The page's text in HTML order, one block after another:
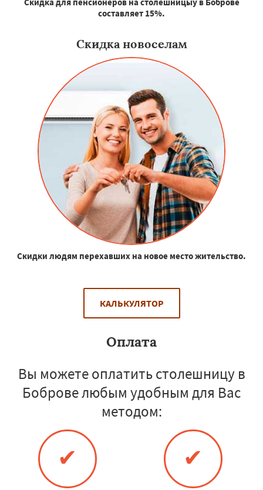
Скидка для пенсионеров на столешницыу в Боброве
составляет 15%.
Скидка новоселам
Скидки людям перехавших на новое место жительство.
КАЛЬКУЛЯТОР
Оплата
Вы можете оплатить столешницу в
Боброве любым удобным для Вас
методом:
✔ ✔